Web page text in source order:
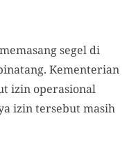
segel di
Kementerian
izin operasional
izin tersebut masih